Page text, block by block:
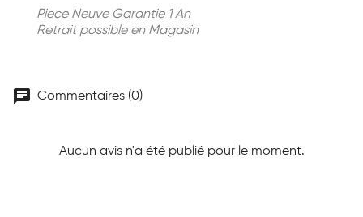
Piece Neuve Garantie 1 An
Retrait possible en Magasin
chat Commentaires (0)
Aucun avis n'a été publié pour le moment.